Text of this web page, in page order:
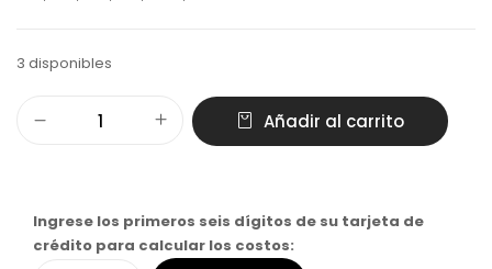
3 disponibles
Añadir al carrito
Ingrese los primeros seis dígitos de su tarjeta de
crédito para calcular los costos: